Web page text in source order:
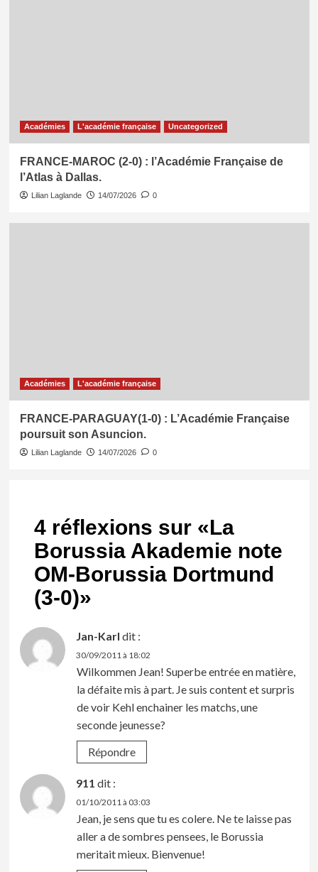
Académies L'académie française Uncategorized
FRANCE-MAROC (2-0) : l’Académie Française de
l’Atlas à Dallas.
Lilian Laglande 14/07/2026 0
Académies L'académie française
FRANCE-PARAGUAY(1-0) : L’Académie Française
poursuit son Asuncion.
Lilian Laglande 14/07/2026 0
4 réflexions sur «La
Borussia Akademie note
OM-Borussia Dortmund
(3-0)»
Jan-Karl dit :
30/09/2011 à 18:02
Wilkommen Jean! Superbe entrée en matière,
la défaite mis à part. Je suis content et surpris
de voir Kehl enchainer les matchs, une
seconde jeunesse?
Répondre
911 dit :
01/10/2011 à 03:03
Jean, je sens que tu es colere. Ne te laisse pas
aller a de sombres pensees, le Borussia
meritait mieux. Bienvenue!